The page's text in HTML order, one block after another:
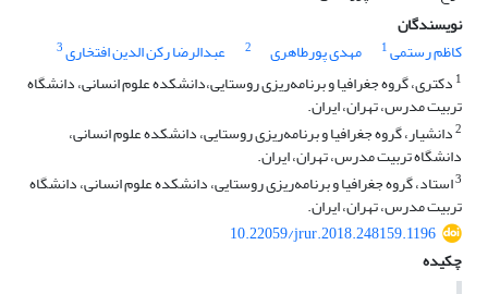
نویسندگان
کاظم رستمی1 مهدی پورطاهری 2 عبدالرضا رکن الدین افتخاری3
1 دکتری، گروه جغرافیا و برنامه‌ریزی روستایی،دانشکده علوم انسانی، دانشگاه
تربیت مدرس، تهران، ایران.
2دانشیار، گروه جغرافیا و برنامه‌ریزی روستایی، دانشکده علوم انسانی،
دانشگاه تربیت مدرس، تهران، ایران.
3استاد، گروه جغرافیا و برنامه‌ریزی روستایی، دانشکده علوم انسانی، دانشگاه
تربیت مدرس، تهران، ایران.
10.22059/jrur.2018.248159.1196
چکیده